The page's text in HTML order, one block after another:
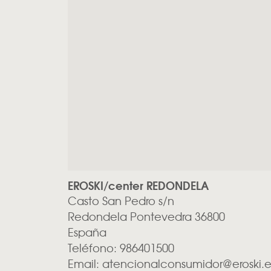
EROSKI/center REDONDELA
Casto San Pedro s/n
Redondela Pontevedra 36800
España
Teléfono: 986401500
Email: